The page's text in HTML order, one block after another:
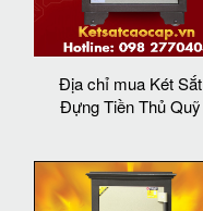
Địa chỉ mua Két Sắt
Đựng Tiền Thủ Quỹ